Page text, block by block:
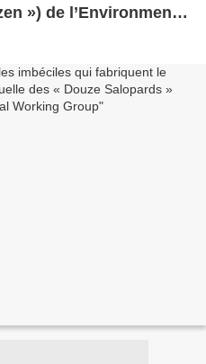
») de l’Environmental